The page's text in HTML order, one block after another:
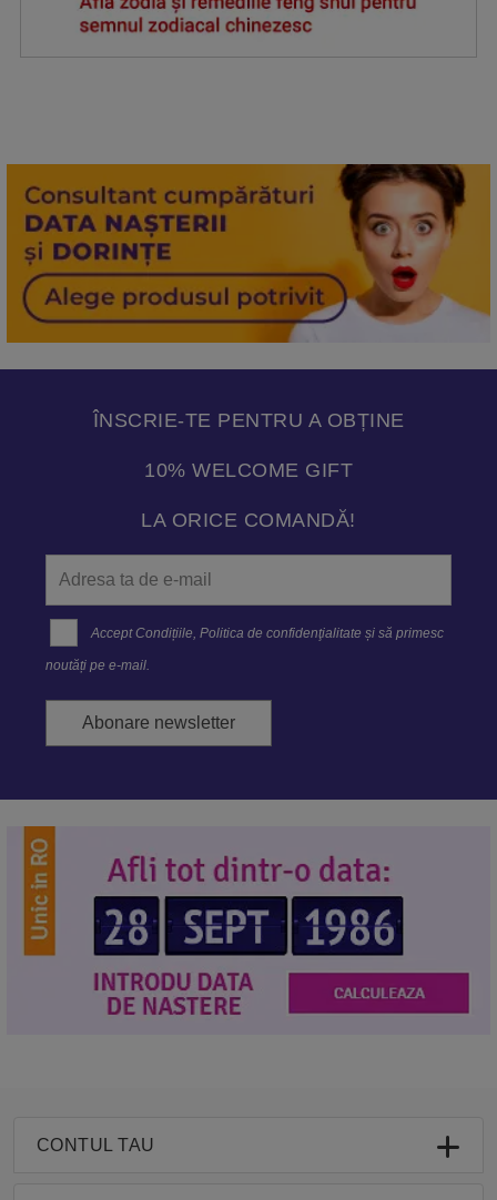
ÎNSCRIE-TE PENTRU A OBȚINE
10% WELCOME GIFT
LA ORICE COMANDĂ!
Accept Condițiile ,Politica de confidenţialitate și să primesc
noutăți pe e-mail.
Abonare newsletter
CONTUL TAU